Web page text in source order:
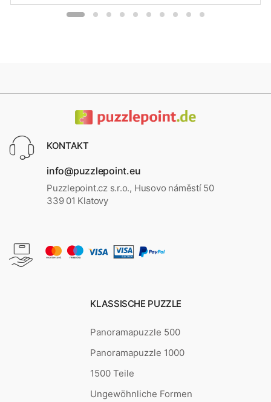
KONTAKT
info@puzzlepoint.eu
Puzzlepoint.cz s.r.o., Husovo náměstí 50
339 01 Klatovy
KLASSISCHE PUZZLE
Panoramapuzzle 500
Panoramapuzzle 1000
1500 Teile
Ungewöhnliche Formen